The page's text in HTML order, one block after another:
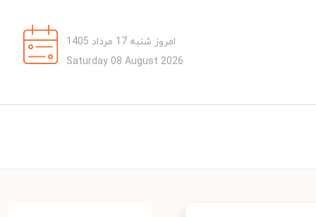
امروز شنبه 17 مرداد 1405
Saturday 08 August 2026